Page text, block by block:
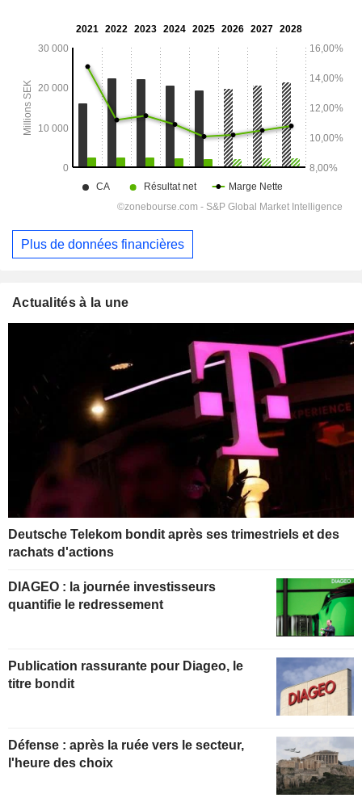
Plus de données financières
Actualités à la une
Deutsche Telekom bondit après ses trimestriels et des
rachats d'actions
DIAGEO : la journée investisseurs
quantifie le redressement
Publication rassurante pour Diageo, le
titre bondit
Défense : après la ruée vers le secteur,
l'heure des choix